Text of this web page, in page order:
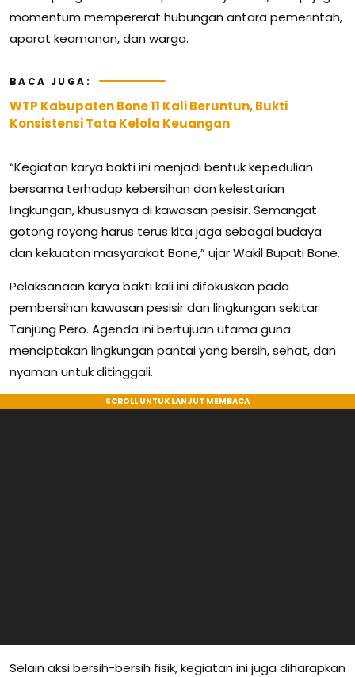
momentum mempererat hubungan antara pemerintah,
aparat keamanan, dan warga.
BACA JUGA:
WTP Kabupaten Bone 11 Kali Beruntun, Bukti
Konsistensi Tata Kelola Keuangan
“Kegiatan karya bakti ini menjadi bentuk kepedulian
bersama terhadap kebersihan dan kelestarian
lingkungan, khususnya di kawasan pesisir. Semangat
gotong royong harus terus kita jaga sebagai budaya
dan kekuatan masyarakat Bone,” ujar Wakil Bupati Bone.
Pelaksanaan karya bakti kali ini difokuskan pada
pembersihan kawasan pesisir dan lingkungan sekitar
Tanjung Pero. Agenda ini bertujuan utama guna
menciptakan lingkungan pantai yang bersih, sehat, dan
nyaman untuk ditinggali.
Selain aksi bersih-bersih fisik, kegiatan ini juga diharapkan